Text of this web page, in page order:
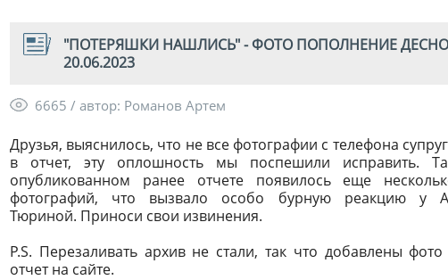
"ПОТЕРЯШКИ НАШЛИСЬ" - ФОТО ПОПОЛНЕНИЕ
20.06.2023
6665 / автор: Романов Артем
Друзья, выяснилось, что не все фотографии с телефона
в отчет, эту оплошность мы поспешили исправить.
опубликованном ранее отчете появилось еще
фотографий, что вызвало особо бурную реакцию у
Тюриной. Приноси свои извинения.
P.S. Перезаливать архив не стали, так что добавлены
отчет на сайте.